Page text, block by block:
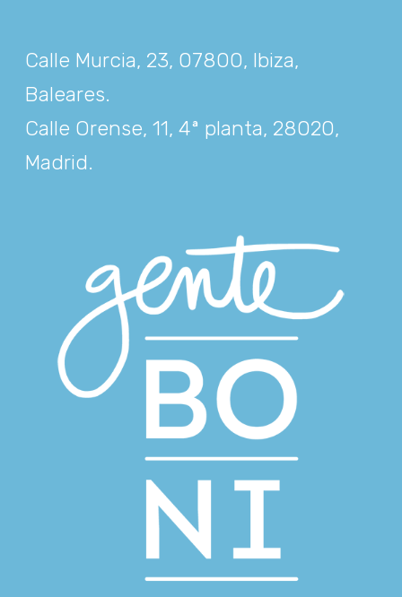
Calle Murcia, 23, 07800, Ibiza,
Baleares.
Calle Orense, 11, 4ª planta, 28020,
Madrid.